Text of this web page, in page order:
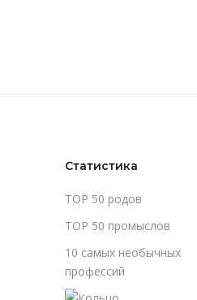
Статистика
TOP 50 родов
TOP 50 промыслов
10 самых необычных
профессий